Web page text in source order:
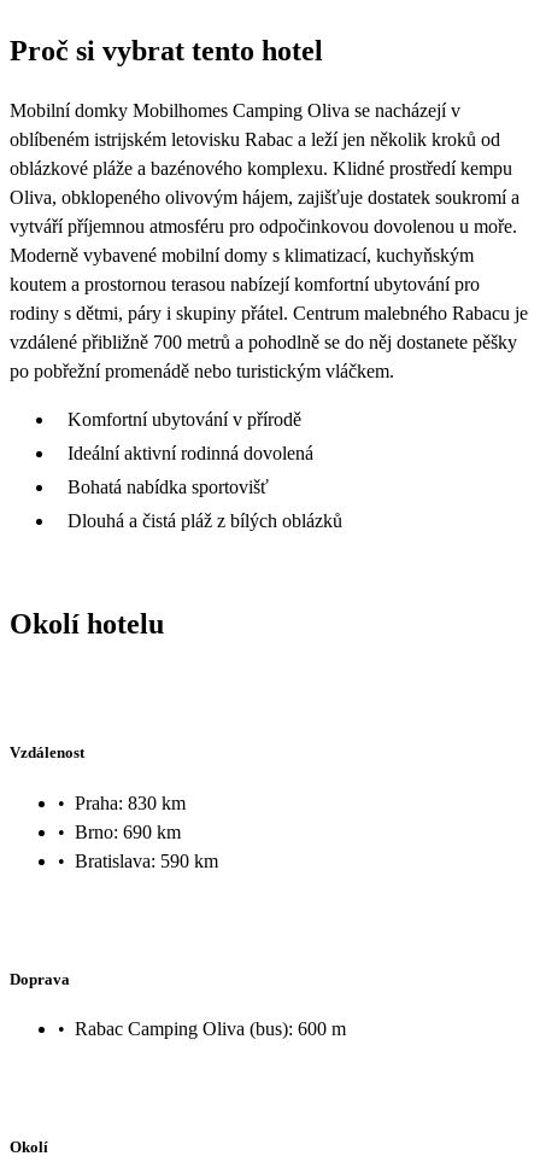
Proč si vybrat tento hotel
Mobilní domky Mobilhomes Camping Oliva se nacházejí v
oblíbeném istrijském letovisku Rabac a leží jen několik kroků od
oblázkové pláže a bazénového komplexu. Klidné prostředí kempu
Oliva, obklopeného olivovým hájem, zajišťuje dostatek soukromí a
vytváří příjemnou atmosféru pro odpočinkovou dovolenou u moře.
Moderně vybavené mobilní domy s klimatizací, kuchyňským
koutem a prostornou terasou nabízejí komfortní ubytování pro
rodiny s dětmi, páry i skupiny přátel. Centrum malebného Rabacu je
vzdálené přibližně 700 metrů a pohodlně se do něj dostanete pěšky
po pobřežní promenádě nebo turistickým vláčkem.
Komfortní ubytování v přírodě
Ideální aktivní rodinná dovolená
Bohatá nabídka sportovišť
Dlouhá a čistá pláž z bílých oblázků
Okolí hotelu
Vzdálenost
• Praha: 830 km
• Brno: 690 km
• Bratislava: 590 km
Doprava
• Rabac Camping Oliva (bus): 600 m
Okolí